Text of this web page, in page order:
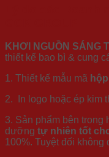
KHƠI NGUỒN SÁNG
thiết kế bao bì & cung
1. Thiết kế mẫu mã
2. In logo hoặc ép kim
3. Sản phẩm bên
dưỡng tự nhiên tốt
100%. Tuyệt đối không